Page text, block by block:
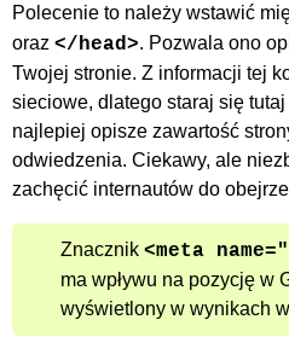
Polecenie to należy wstawić
oraz </head>. Pozwala ono
Twojej stronie. Z informacji tej
sieciowe, dlatego staraj się
najlepiej opisze zawartość
odwiedzenia. Ciekawy, ale
zachęcić internautów do
Znacznik <meta
ma wpływu na pozycję w
wyświetlony w wynikach